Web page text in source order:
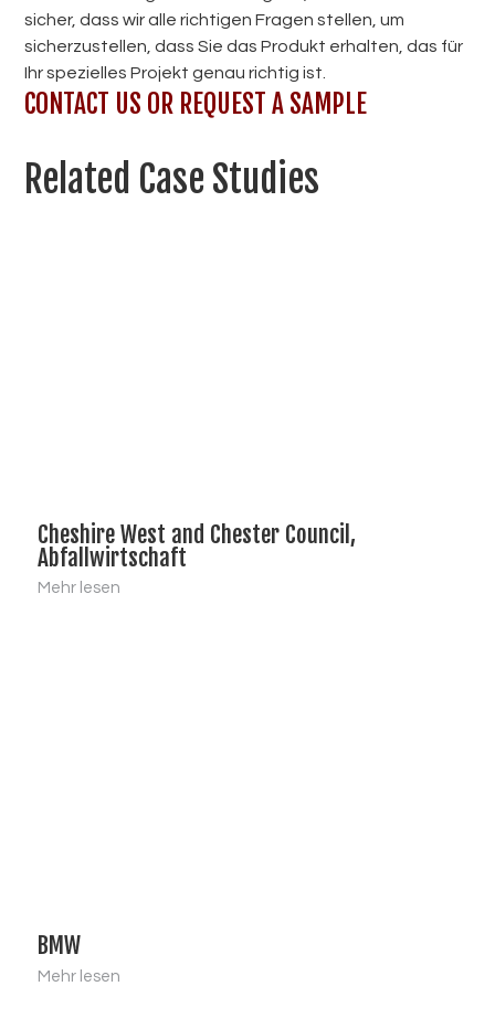
sicher, dass wir alle richtigen Fragen stellen, um
sicherzustellen, dass Sie das Produkt erhalten, das für
Ihr spezielles Projekt genau richtig ist.
CONTACT US OR REQUEST A SAMPLE
Related Case Studies
Cheshire West and Chester Council,
Abfallwirtschaft
Mehr lesen
BMW
Mehr lesen